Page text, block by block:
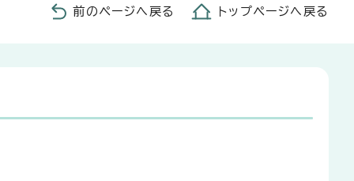
前のページへ戻る トップページへ戻る